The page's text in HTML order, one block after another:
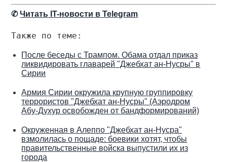
✆Читать IT-новости в Telegram
Также по теме:
После беседы с Трампом. Обама отдал приказ
ликвидировать главарей "Джебхат ан-Нусры" в
Сирии
Армия Сирии окружила крупную группировку
террористов "Джебхат ан-Нусры" (Аэродром
Абу-Духур освобожден от бандформирований)
Окруженная в Алеппо "Джебхат ан-Нусра"
взмолилась о пощаде: боевики хотят, чтобы
правительственные войска выпустили их из
города